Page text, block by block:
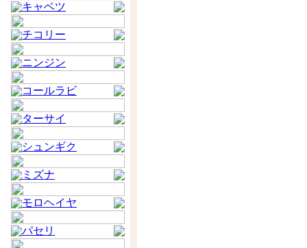
キャベツ
チコリー
ニンジン
コールラビ
ターサイ
シュンギク
ミズナ
モロヘイヤ
パセリ